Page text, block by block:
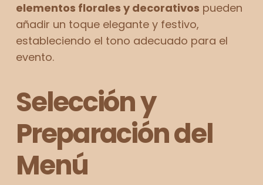
elementos florales y decorativos pueden
añadir un toque elegante y festivo,
estableciendo el tono adecuado para el
evento.
Selección y
Preparación del
Menú